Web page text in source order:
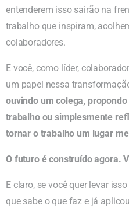
entenderem isso sairão na
trabalho que inspiram,
colaboradores.
E você, como líder,
um papel nessa
ouvindo um colega,
trabalho ou simplesmente
tornar o trabalho um lugar
O futuro é construído agora.
E claro, se você quer levar
que sabe o que faz e já